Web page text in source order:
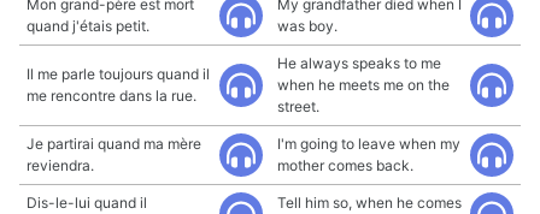
Mon grand-père est mort
quand j'étais petit.
My grandfather died when I
was boy.
Il me parle toujours quand il
me rencontre dans la rue.
He always speaks to me
when he meets me on the
street.
Je partirai quand ma mère
reviendra.
I'm going to leave when my
mother comes back.
Dis-le-lui quand il
Tell him so, when he comes